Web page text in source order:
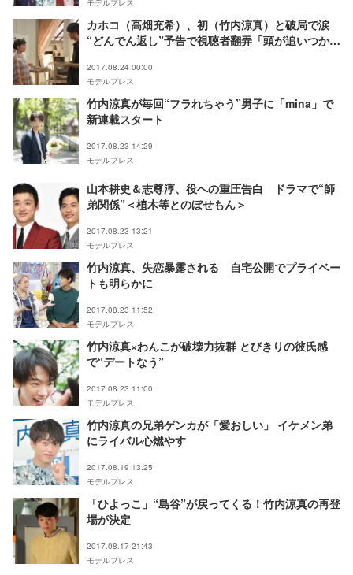
モデルプレス
カホコ（高畑充希）、初（竹内涼真）と破局で涙
“どんでん返し”予告で視聴者翻弄「頭が追いつかな
2017.08.24 00:00
モデルプレス
竹内涼真が毎回“フラれちゃう”男子に「mina」で
新連載スタート
2017.08.23 14:29
モデルプレス
山本耕史＆志尊淳、役への重圧告白 ドラマで“師
弟関係”＜植木等とのぼせもん＞
2017.08.23 13:21
モデルプレス
竹内涼真、失恋暴露される 自宅公開でプライベー
トも明らかに
2017.08.23 11:52
モデルプレス
竹内涼真×わんこが破壊力抜群 とびきりの彼氏感
で“デートなう”
2017.08.23 11:00
モデルプレス
竹内涼真の兄弟ゲンカが「愛おしい」 イケメン弟
にライバル心燃やす
2017.08.19 13:25
モデルプレス
「ひよっこ」“島谷”が戻ってくる！竹内涼真の再登
場が決定
2017.08.17 21:43
モデルプレス